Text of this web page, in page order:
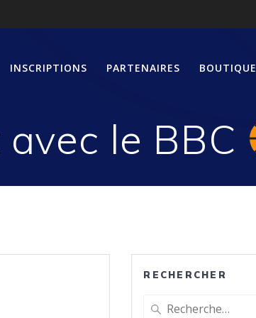
INSCRIPTIONS PARTENAIRES BOUTIQUE
le BBC
RECHERCHER
Recherche